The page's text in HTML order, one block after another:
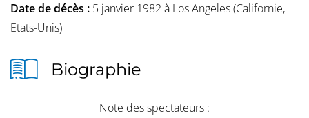
Date de décès : 5 janvier 1982 à Los Angeles (Californie,
Etats-Unis)
Biographie
Note des spectateurs :